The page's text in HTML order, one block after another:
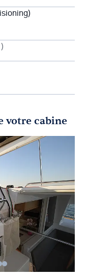
votre cabine